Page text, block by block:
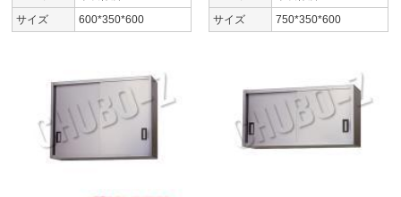
サイズ
600*350*600
サイズ
750*350*600